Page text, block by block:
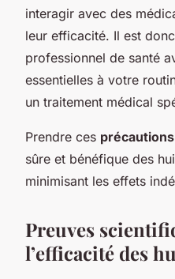
interagir avec des
leur efficacité. Il est
professionnel de santé
essentielles à votre
un traitement médical
Prendre ces précautions
sûre et bénéfique des
minimisant les effets
Preuves
l’efficacité des